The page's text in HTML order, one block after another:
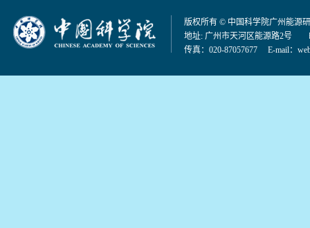
版权所有 © 中国科学院广州能源
地址: 广州市天河区能源路2号
传真：020-87057677 E-mail：